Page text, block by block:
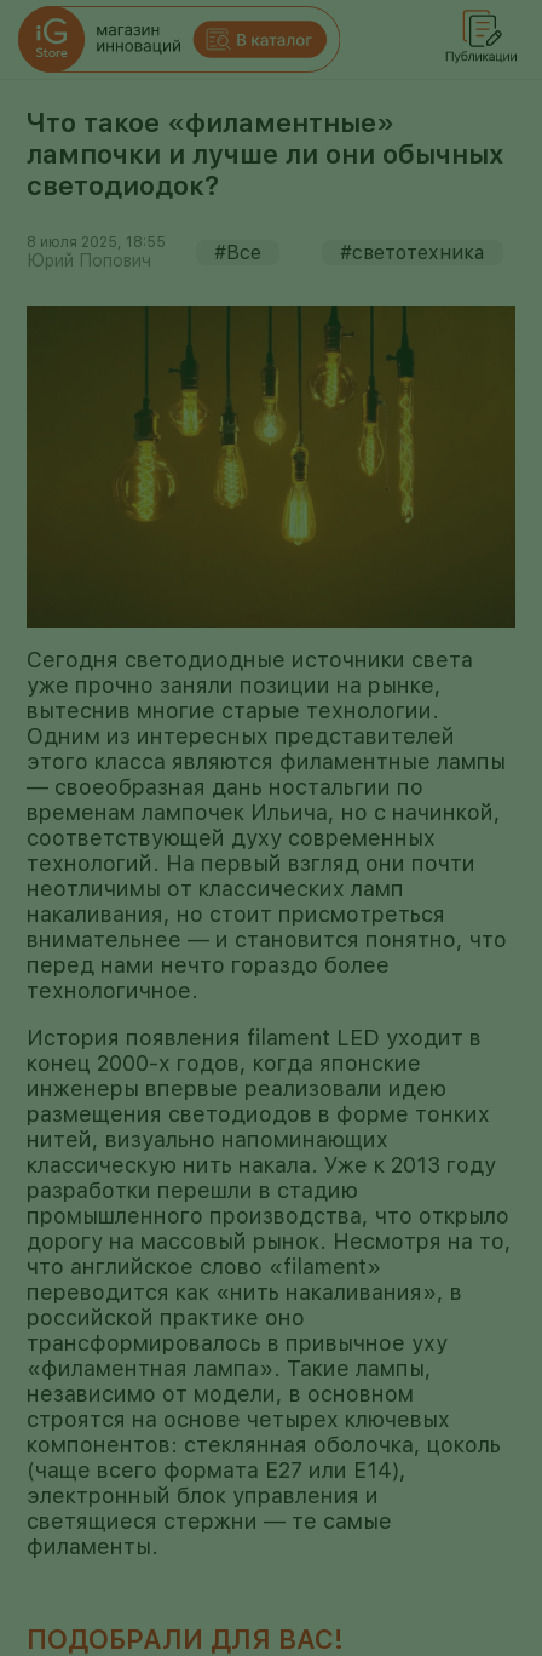
Что такое «филаментные»
лампочки и лучше ли они обычных
светодиодок?
8 июля 2025, 18:55
Юрий Попович #Все #светотехника
Сегодня светодиодные источники света
уже прочно заняли позиции на рынке,
вытеснив многие старые технологии.
Одним из интересных представителей
этого класса являются филаментные лампы
— своеобразная дань ностальгии по
временам лампочек Ильича, но с начинкой,
соответствующей духу современных
технологий. На первый взгляд они почти
неотличимы от классических ламп
накаливания, но стоит присмотреться
внимательнее — и становится понятно, что
перед нами нечто гораздо более
технологичное.
История появления filament LED уходит в
конец 2000-х годов, когда японские
инженеры впервые реализовали идею
размещения светодиодов в форме тонких
нитей, визуально напоминающих
классическую нить накала. Уже к 2013 году
разработки перешли в стадию
промышленного производства, что открыло
дорогу на массовый рынок. Несмотря на то,
что английское слово «filament»
переводится как «нить накаливания», в
российской практике оно
трансформировалось в привычное уху
«филаментная лампа». Такие лампы,
независимо от модели, в основном
строятся на основе четырех ключевых
компонентов: стеклянная оболочка, цоколь
(чаще всего формата E27 или E14),
электронный блок управления и
светящиеся стержни — те самые
филаменты.
ПОДОБРАЛИ ДЛЯ ВАС!